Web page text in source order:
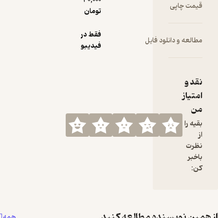
قیمت چاپی
تومان
مطالعه و دانلود فایل
فقط در
فیدیبو
نقد و
امتیاز
من
بقیه را
نظرت
باخبر
کن: